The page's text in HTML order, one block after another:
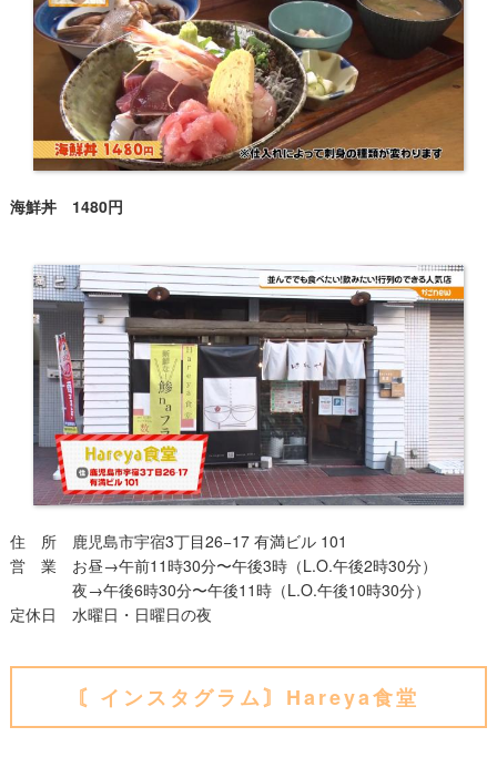
海鮮丼 1480円
住 所 鹿児島市宇宿3丁目26−17 有満ビル 101
営 業 お昼→午前11時30分〜午後3時（L.O.午後2時30分）
夜→午後6時30分〜午後11時（L.O.午後10時30分）
定休日 水曜日・日曜日の夜
〘インスタグラム〙Hareya食堂